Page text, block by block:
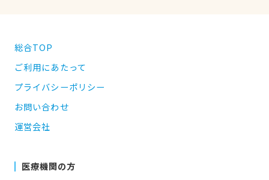
総合TOP
ご利用にあたって
プライバシーポリシー
お問い合わせ
運営会社
医療機関の方